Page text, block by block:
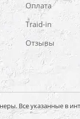
Оплата
Traid-in
Отзывы
Все указанные в